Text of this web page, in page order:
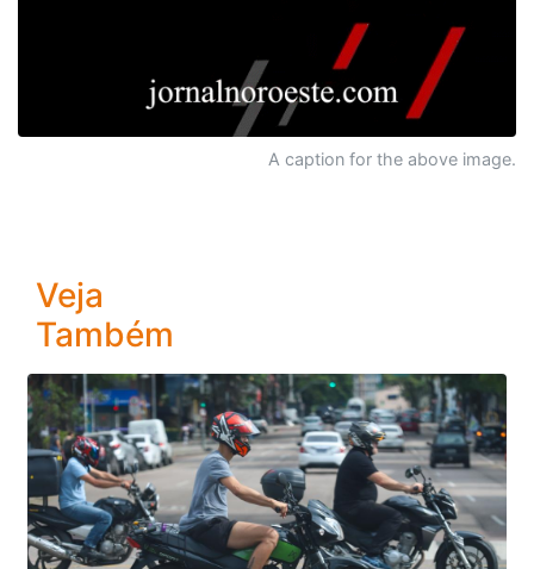
A caption for the above image.
Veja
Também